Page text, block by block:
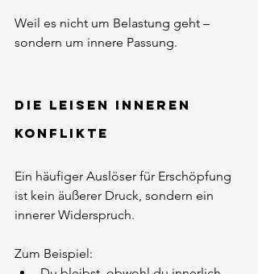
Weil es nicht um Belastung geht –
sondern um innere Passung.
Die leisen inneren
Konflikte
Ein häufiger Auslöser für Erschöpfung
ist kein äußerer Druck, sondern ein
innerer Widerspruch.
Zum Beispiel: